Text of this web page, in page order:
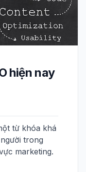
hiện nay
từ khóa khá
trong
marketing.